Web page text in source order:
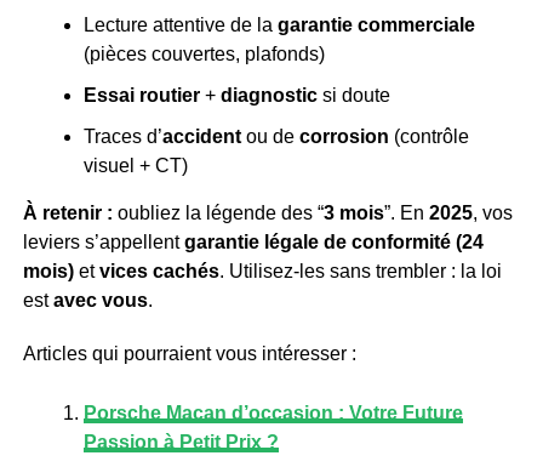
Lecture attentive de la garantie commerciale
(pièces couvertes, plafonds)
Essai routier+ diagnosticsi doute
Traces d’accidentou de corrosion (contrôle
visuel + CT)
À retenir : oubliez la légende des “3 mois”. En 2025, vos
leviers s’appellentgarantie légale de conformité (24
mois)etvices cachés. Utilisez-les sans trembler : la loi
estavec vous.
Articles qui pourraient vous intéresser :
Porsche Macan d’occasion : Votre Future
Passion à Petit Prix ?